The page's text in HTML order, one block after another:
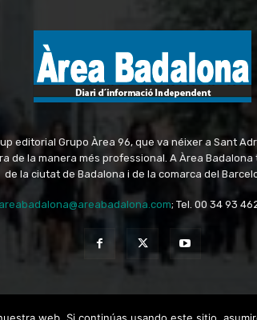
editorial Grupo Àrea 96, que va néixer a Sant
de la manera més professional. A Àrea
de la ciutat de Badalona i de la comarca del
areabadalona@areabadalona.com; Tel. 00 34 93